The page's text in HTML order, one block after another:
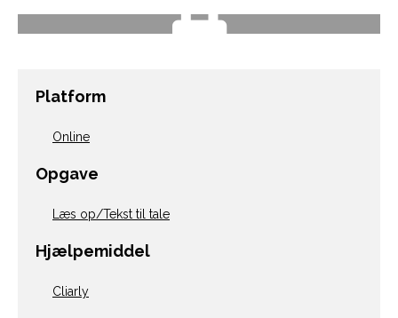
Platform
Online
Opgave
Læs op/Tekst til tale
Hjælpemiddel
Cliarly